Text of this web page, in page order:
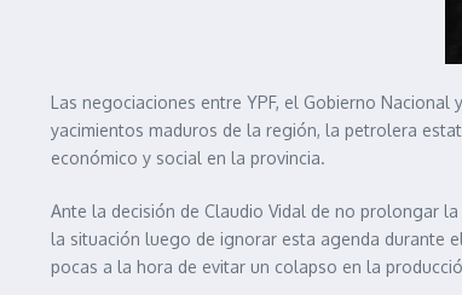
Las negociaciones entre YPF, el Gobierno
yacimientos maduros de la región, la petrolera
económico y social en la provincia.
Ante la decisión de Claudio Vidal de no prolongar
la situación luego de ignorar esta agenda durante
pocas a la hora de evitar un colapso en la